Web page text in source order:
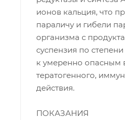
ионов кальция, что
параличу и гибели
организма с
суспензия по
к умеренно опасным
тератогенного,
действия.
ПОКАЗАНИЯ